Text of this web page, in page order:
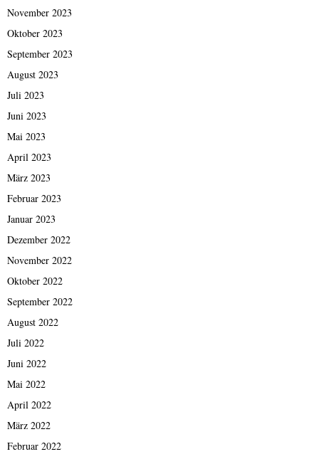
November 2023
Oktober 2023
September 2023
August 2023
Juli 2023
Juni 2023
Mai 2023
April 2023
März 2023
Februar 2023
Januar 2023
Dezember 2022
November 2022
Oktober 2022
September 2022
August 2022
Juli 2022
Juni 2022
Mai 2022
April 2022
März 2022
Februar 2022